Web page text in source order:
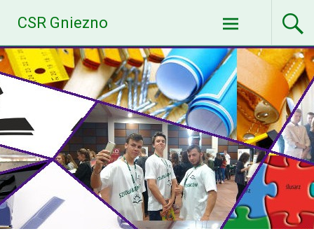
content
CSR Gniezno